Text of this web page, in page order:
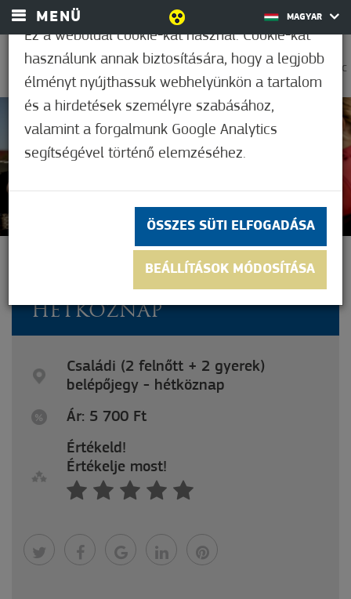
MENÜ MAGYAR
0
37,2°C
Nem értékelt
CSALÁDI (2 FELNŐTT + 2
GYEREK) BELÉPŐJEGY -
HÉTKÖZNAP
Családi (2 felnőtt + 2 gyerek)
belépőjegy - hétköznap
Ár: 5 700 Ft
Értékeld!
Értékelje most!
Ez a weboldal cookie-kat használ. Cookie-kat
használunk annak biztosítására, hogy a legjobb
élményt nyújthassuk webhelyünkön a tartalom
és a hirdetések személyre szabásához,
valamint a forgalmunk Google Analytics
segítségével történő elemzéséhez.
ÖSSZES SÜTI ELFOGADÁSA
BEÁLLÍTÁSOK MÓDOSÍTÁSA